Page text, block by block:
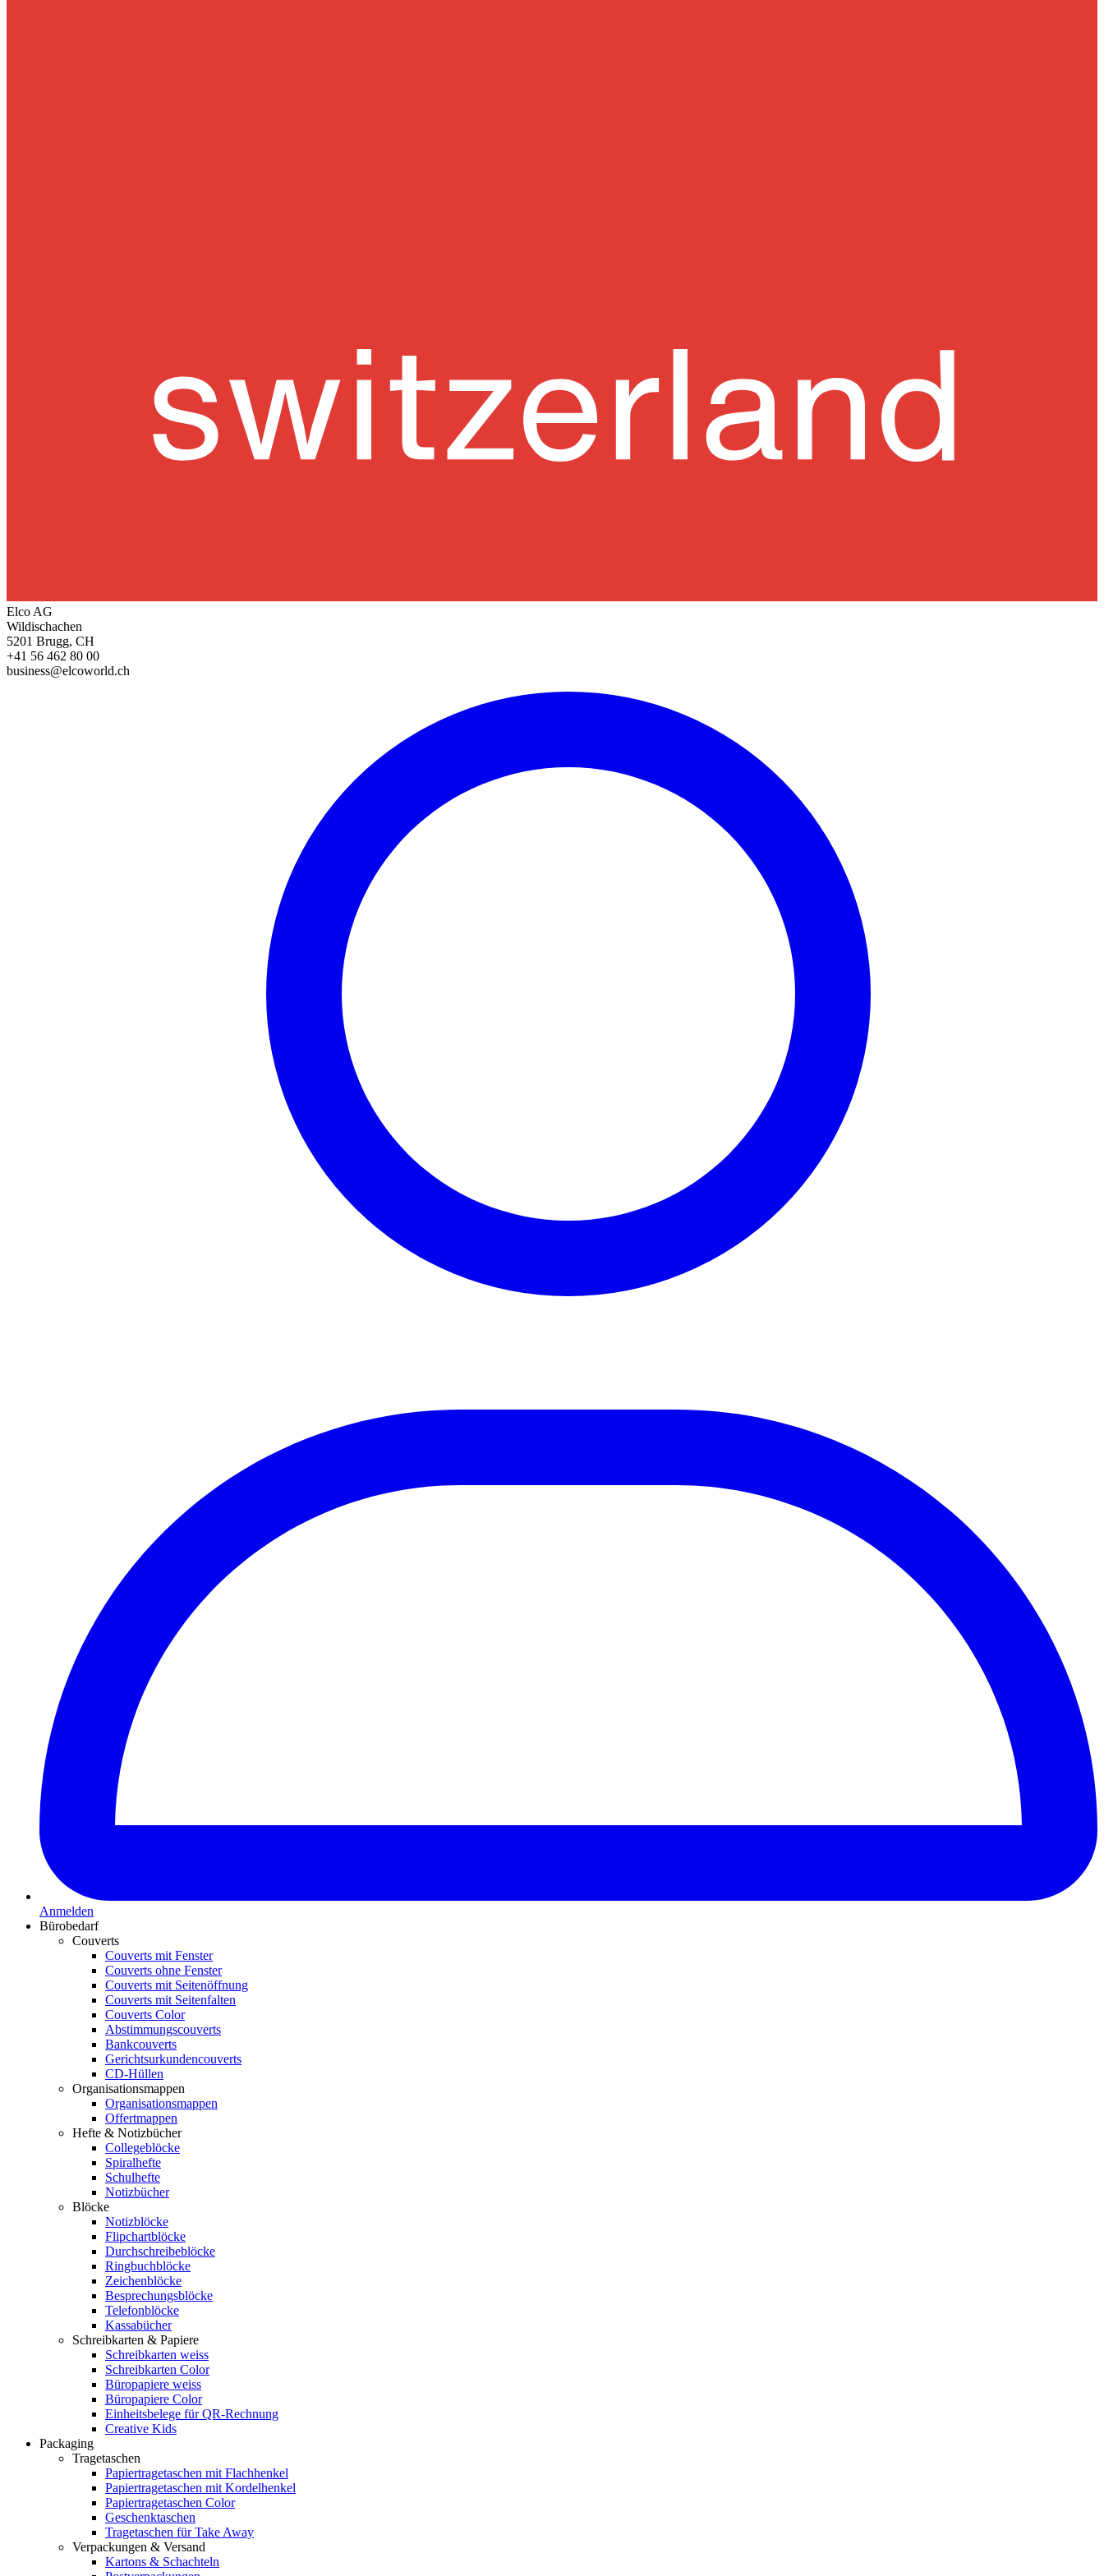
Elco AG
Wildischachen
5201 Brugg, CH
+41 56 462 80 00
business@elcoworld.ch
Anmelden
Bürobedarf
Couverts
Couverts mit Fenster
Couverts ohne Fenster
Couverts mit Seitenöffnung
Couverts mit Seitenfalten
Couverts Color
Abstimmungscouverts
Bankcouverts
Gerichtsurkundencouverts
CD-Hüllen
Organisationsmappen
Organisationsmappen
Offertmappen
Hefte & Notizbücher
Collegeblöcke
Spiralhefte
Schulhefte
Notizbücher
Blöcke
Notizblöcke
Flipchartblöcke
Durchschreibeblöcke
Ringbuchblöcke
Zeichenblöcke
Besprechungsblöcke
Telefonblöcke
Kassabücher
Schreibkarten & Papiere
Schreibkarten weiss
Schreibkarten Color
Büropapiere weiss
Büropapiere Color
Einheitsbelege für QR-Rechnung
Creative Kids
Packaging
Tragetaschen
Papiertragetaschen mit Flachhenkel
Papiertragetaschen mit Kordelhenkel
Papiertragetaschen Color
Geschenktaschen
Tragetaschen für Take Away
Verpackungen & Versand
Kartons & Schachteln